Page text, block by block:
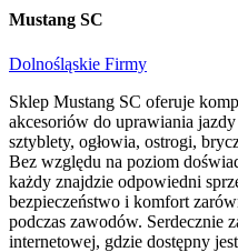
Mustang SC
Dolnośląskie Firmy
Sklep Mustang SC oferuje
akcesoriów do uprawiania
sztyblety, ogłowia, ostrogi,
Bez względu na poziom
każdy znajdzie odpowiedni
bezpieczeństwo i komfort
podczas zawodów. Serdecznie
internetowej, gdzie dostępny